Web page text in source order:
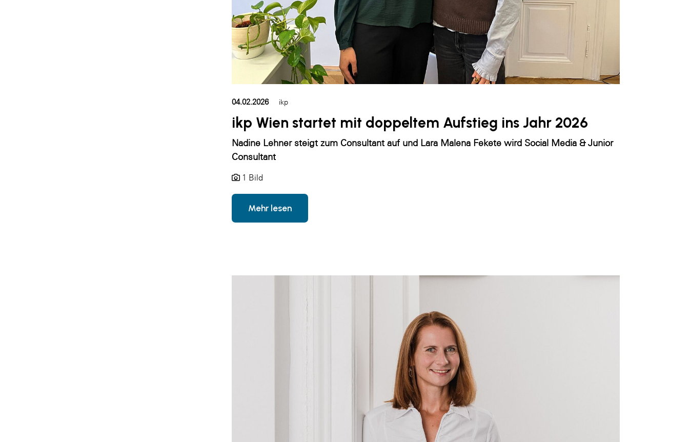
04.02.2026 ikp
ikp Wien startet mit doppeltem Aufstieg ins Jahr 2026
Nadine Lehner steigt zum Consultant auf und Lara Malena Fekete wird Social Media & Junior
Consultant
1 Bild
Mehr lesen